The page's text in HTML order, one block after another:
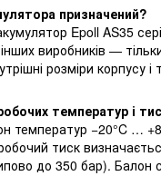
призначений?
Epoll AS35
виробників —
розміри корпусу і
температур і
температур −20°C …
тиск
до 350 бар). Балон